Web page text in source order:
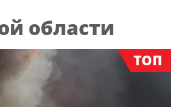
области
ТОП